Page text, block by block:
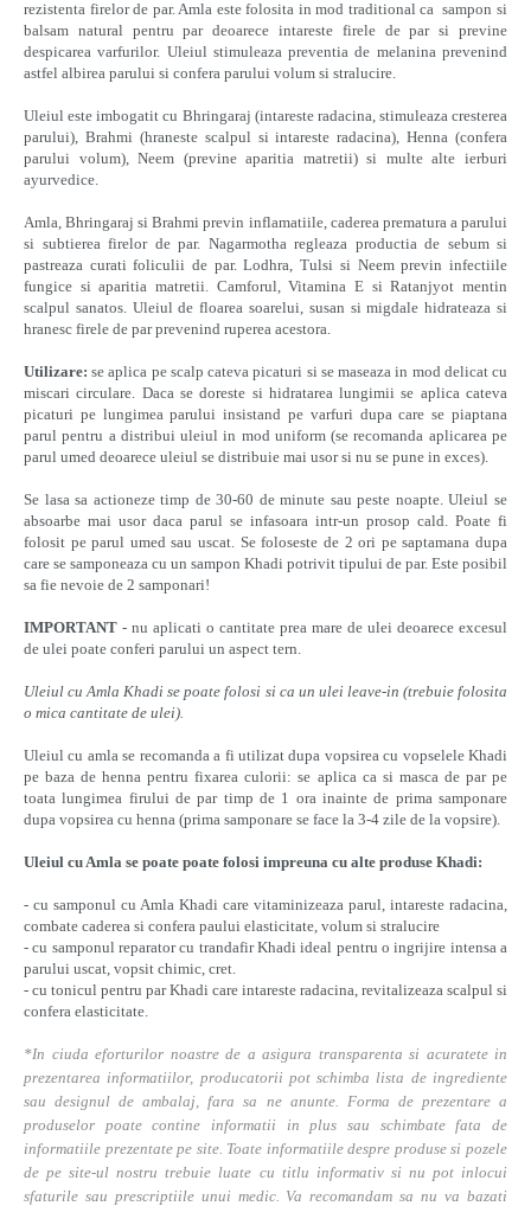
rezistenta firelor de par. Amla este folosita in mod traditional ca sampon si
balsam natural pentru par deoarece intareste firele de par si previne
despicarea varfurilor. Uleiul stimuleaza preventia de melanina prevenind
astfel albirea parului si confera parului volum si stralucire.
Uleiul este imbogatit cu Bhringaraj (intareste radacina, stimuleaza cresterea
parului), Brahmi (hraneste scalpul si intareste radacina), Henna (confera
parului volum), Neem (previne aparitia matretii) si multe alte ierburi
ayurvedice.
Amla, Bhringaraj si Brahmi previn inflamatiile, caderea prematura a parului
si subtierea firelor de par. Nagarmotha regleaza productia de sebum si
pastreaza curati foliculii de par. Lodhra, Tulsi si Neem previn infectiile
fungice si aparitia matretii. Camforul, Vitamina E si Ratanjyot mentin
scalpul sanatos. Uleiul de floarea soarelui, susan si migdale hidrateaza si
hranesc firele de par prevenind ruperea acestora.
Utilizare:se aplica pe scalp cateva picaturi si se maseaza in mod delicat cu
miscari circulare. Daca se doreste si hidratarea lungimii se aplica cateva
picaturi pe lungimea parului insistand pe varfuri dupa care se piaptana
parul pentru a distribui uleiul in mod uniform (se recomanda aplicarea pe
parul umed deoarece uleiul se distribuie mai usor si nu se pune in exces).
Se lasa sa actioneze timp de 30-60 de minute sau peste noapte. Uleiul se
absoarbe mai usor daca parul se infasoara intr-un prosop cald. Poate fi
folosit pe parul umed sau uscat. Se foloseste de 2 ori pe saptamana dupa
care se samponeaza cu un sampon Khadi potrivit tipului de par. Este posibil
sa fie nevoie de 2 samponari!
IMPORTANT - nu aplicati o cantitate prea mare de ulei deoarece excesul
de ulei poate conferi parului un aspect tern.
Uleiul cu Amla Khadi se poate folosi si ca un ulei leave-in (trebuie folosita
o mica cantitate de ulei).
Uleiul cu amla se recomanda a fi utilizat dupa vopsirea cu vopselele Khadi
pe baza de henna pentru fixarea culorii: se aplica ca si masca de par pe
toata lungimea firului de par timp de 1 ora inainte de prima samponare
dupa vopsirea cu henna (prima samponare se face la 3-4 zile de la vopsire).
Uleiul cu Amla se poate poate folosi impreuna cu alte produse Khadi:
- cu samponul cu Amla Khadi care vitaminizeaza parul, intareste radacina,
combate caderea si confera paului elasticitate, volum si stralucire
- cu samponul reparator cu trandafir Khadi ideal pentru o ingrijire intensa a
parului uscat, vopsit chimic, cret.
- cu tonicul pentru par Khadi care intareste radacina, revitalizeaza scalpul si
confera elasticitate.
*In ciuda eforturilor noastre de a asigura transparenta si acuratete in
prezentarea informatiilor, producatorii pot schimba lista de ingrediente
sau designul de ambalaj, fara sa ne anunte. Forma de prezentare a
produselor poate contine informatii in plus sau schimbate fata de
informatiile prezentate pe site. Toate informatiile despre produse si pozele
de pe site-ul nostru trebuie luate cu titlu informativ si nu pot inlocui
sfaturile sau prescriptiile unui medic. Va recomandam sa nu va bazati